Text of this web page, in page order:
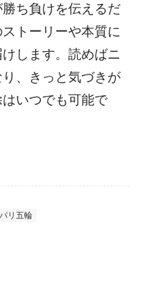
ち負けを伝えるだ
トーリーや本質に
します。読めばニ
、きっと気づきが
いつでも可能で
パリ五輪